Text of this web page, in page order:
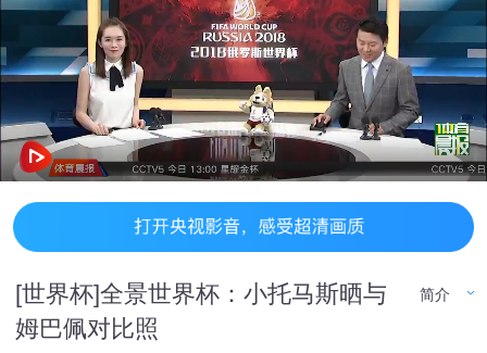
[世界杯]全景世界杯：小托马斯晒与
姆巴佩对比照
简介